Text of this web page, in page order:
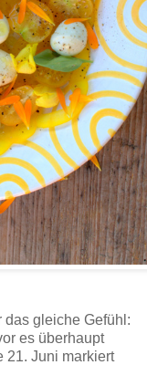
das gleiche Gefühl:
es überhaupt
21. Juni markiert